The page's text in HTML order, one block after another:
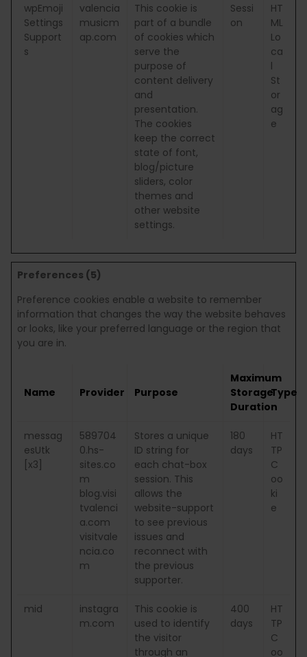
wpEmoji
Settings
Support
s
valencia
musicm
ap.com
This cookie is
part of a bundle
of cookies which
serve the
purpose of
content delivery
and
presentation.
The cookies
keep the correct
state of font,
blog/picture
sliders, color
themes and
other website
settings.
Sessi
on
HT
ML
Lo
ca
l
St
or
ag
e
Preferences (5)
Preference cookies enable a website to remember
information that changes the way the website behaves
or looks, like your preferred language or the region that
you are in.
Name Provider Purpose
Maximum
Storage
Duration
Type
messag
esUtk
[x3]
589704
0.hs-
sites.co
m
blog.visi
tvalenci
a.com
visitvale
ncia.co
m
Stores a unique
ID string for
each chat-box
session. This
allows the
website-support
to see previous
issues and
reconnect with
the previous
supporter.
180
days
HT
TP
C
oo
ki
e
mid
instagra
m.com
This cookie is
used to identify
the visitor
through an
400
days
HT
TP
C
oo